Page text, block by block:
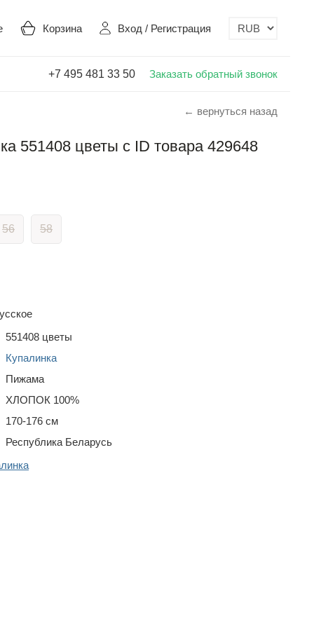
Корзина Вход / Регистрация
+7 495 481 33 50 Заказать обратный звонок
← вернуться назад
551408 цветы с ID товара 429648
56 58
551408 цветы
Купалинка
Пижама
ХЛОПОК 100%
170-176 см
Республика Беларусь